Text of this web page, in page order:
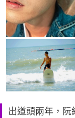
出道頭兩年，阮